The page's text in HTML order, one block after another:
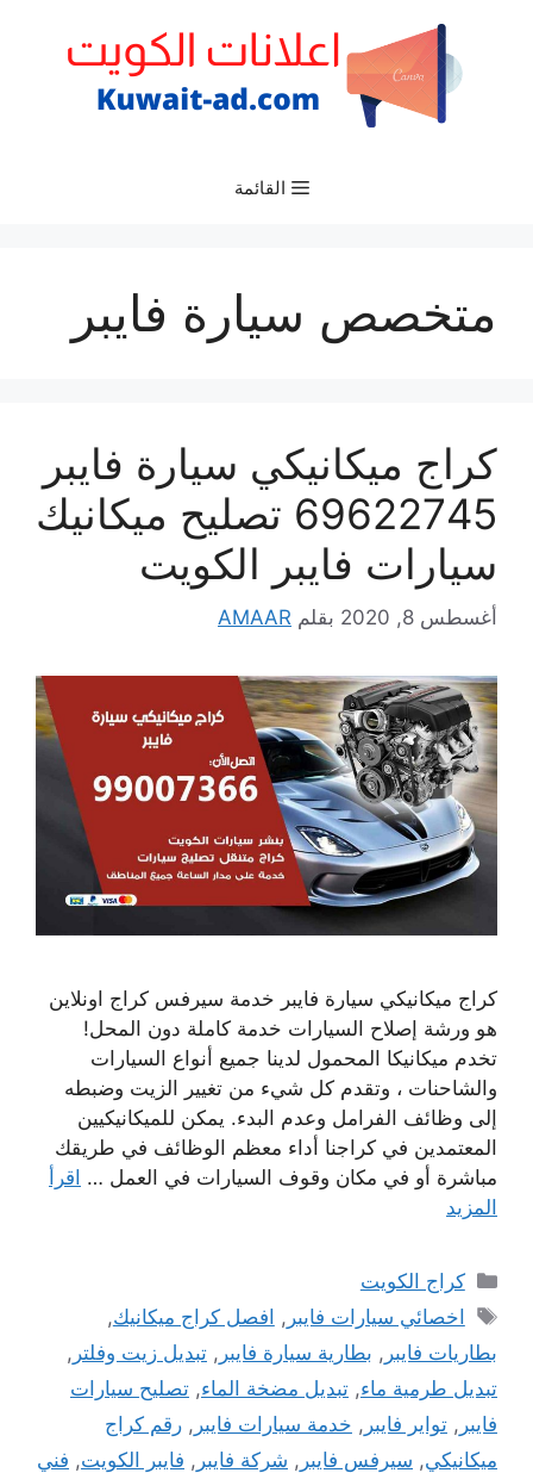
القائمة
متخصص سيارة فايبر
كراج ميكانيكي سيارة فايبر
69622745 تصليح ميكانيك
سيارات فايبر الكويت
أغسطس 8, 2020 بقلم AMAAR
كراج ميكانيكي سيارة فايبر خدمة سيرفس كراج اونلاين
هو ورشة إصلاح السيارات خدمة كاملة دون المحل!
تخدم ميكانيكا المحمول لدينا جميع أنواع السيارات
والشاحنات ، وتقدم كل شيء من تغيير الزيت وضبطه
إلى وظائف الفرامل وعدم البدء. يمكن للميكانيكيين
المعتمدين في كراجنا أداء معظم الوظائف في طريقك
مباشرة أو في مكان وقوف السيارات في العمل … اقرأ
المزيد
التصنيفات
كراج الكويت
الوسوم
اخصائي سيارات فايبر , افصل كراج ميكانيك,
بطاريات فايبر , بطارية سيارة فايبر , تبديل زيت وفلتر ,
تبديل طرمية ماء, تبديل مضخة الماء, تصليح سيارات
فايبر , تواير فايبر , خدمة سيارات فايبر , رقم كراج
ميكانيكي, سيرفس فايبر , شركة فايبر , فايبر الكويت, فني